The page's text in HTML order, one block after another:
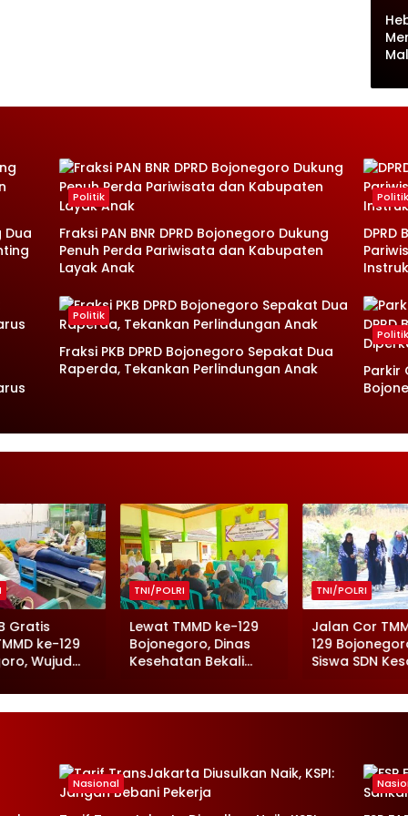
Dua
Politik
Fraksi PAN BNR DPRD Bojonegoro Dukung
Penuh Perda Pariwisata dan Kabupaten
Layak Anak
Politik
DPRD
Politik
Fraksi PKB DPRD Bojonegoro Sepakat Dua
Raperda, Tekankan Perlindungan Anak
Politik
Parkir
Gratis
ke-129
Wujud
TNI/POLRI
Lewat TMMD ke-129
Bojonegoro, Dinas
Kesehatan Bekali
Ciptakan Makanan
Aman
TNI/POLRI
Jalan Cor
129
Siswa SDN
Semangat
Nasional